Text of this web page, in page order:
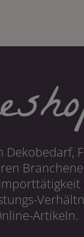
Artikeln.